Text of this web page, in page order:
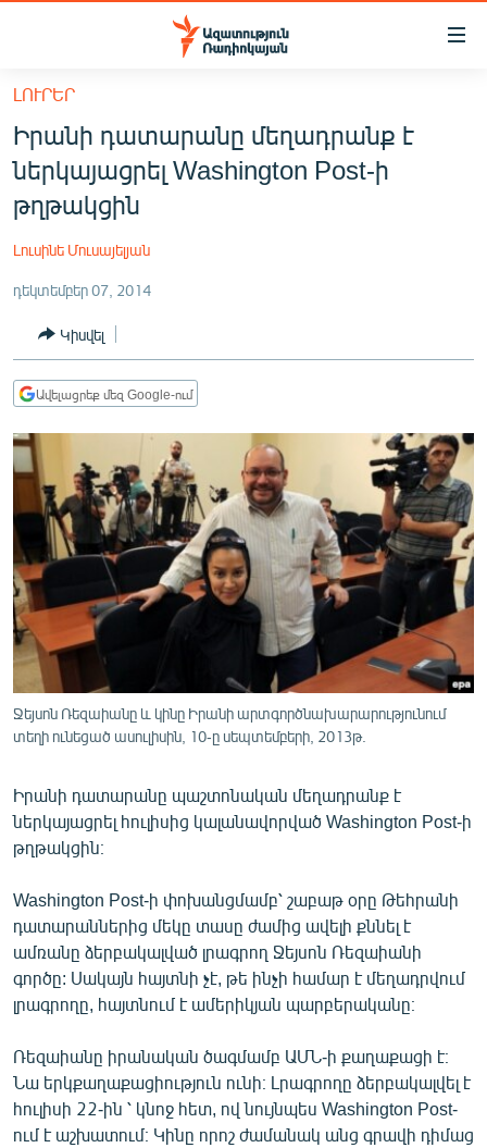
Մատչելիության
հիմնական
բովանդակությանը
Անցնել
հիմնական
մենյուին
ՀԱՅԱՍՏԱՆ
ՔԱՂԱՔԱԿԱՆ
ՏՆՏԵՍՈՒԹՅՈՒՆ
ՂԱՐԱԲԱՂ
ՏԱՐԱԾԱՇՐՋԱՆ
ՄԻՋԱԶԳԱՅԻՆ
ՄՇԱԿՈՒՅԹ
ՍՊՈՐՏ
ՄԵԿՆԱԲԱՆՈՒԹՅՈՒՆ
ՏՏ ԵՒ ԻՆՏԵՐՆԵՏ
ԱՐԽԻՎ
ԲԱՆԱՎԵՃ
ՁԳՏԵԼՈՎ ԼԱՎԱԳՈՒՅՆԻՆ
ՓՈԴՔԱՍԹ
Հայերեն
English
ՀԵՏԵՎԵՔ ՄԵԶ
ԼՈՒՐԵՐ
Իրանի դատարանը մեղադրանք է
ներկայացրել Washington Post-ի
թղթակցին
Լուսինե Մուսայելյան
դեկտեմբեր 07, 2014
Կիսվել
Ավելացրեք մեզ Google-ում
Ջեյսոն Ռեզաիանը և կինը Իրանի արտգործնախարարությունում
տեղի ունեցած ասուլիսին, 10-ը սեպտեմբերի, 2013թ.
Իրանի դատարանը պաշտոնական մեղադրանք է
ներկայացրել հուլիսից կալանավորված Washington Post-ի
թղթակցին։
Washington Post-ի փոխանցմամբ՝ շաբաթ օրը Թեհրանի
դատարաններից մեկը տասը ժամից ավելի քննել է
ամռանը ձերբակալված լրագրող Ջեյսոն Ռեզաիանի
գործը: Սակայն հայտնի չէ, թե ինչի համար է մեղադրվում
լրագրողը, հայտնում է ամերիկյան պարբերականը։
Ռեզաիանը իրանական ծագմամբ ԱՄՆ-ի քաղաքացի է։
Նա երկքաղաքացիություն ունի։ Լրագրողը ձերբակալվել է
հուլիսի 22-ին ՝ կնոջ հետ, ով նույնպես Washington Post-
ում է աշխատում։ Կինը որոշ ժամանակ անց գրավի դիմաց